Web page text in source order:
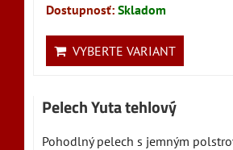
Dostupnosť: Skladom
VYBERTE VARIANT
Pelech Yuta tehlový
Pohodlný pelech s jemným